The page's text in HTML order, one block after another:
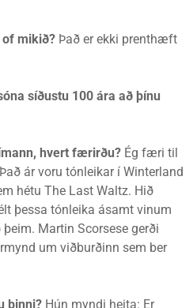
of mikið? Það er ekki prenthæft
síðustu 100 ára að þínu
hvert færirðu? Ég færi til
ár voru tónleikar í Winterland
hétu The Last Waltz. Hið
þessa tónleika ásamt vinum
Martin Scorsese gerði
um viðburðinn sem ber
þinni? Hún myndi heita: Er